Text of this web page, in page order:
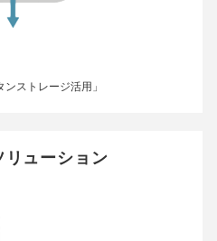
ンストレージ活用」
リューション